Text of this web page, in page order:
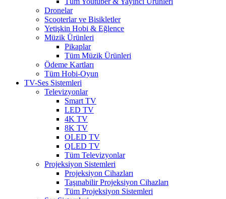
Dronelar
Scooterlar ve Bisikletler
Yetişkin Hobi & Eğlence
Müzik Ürünleri
Pikaplar
Tüm Müzik Ürünleri
Ödeme Kartları
Tüm Hobi-Oyun
TV-Ses Sistemleri
Televizyonlar
Smart TV
LED TV
4K TV
8K TV
OLED TV
QLED TV
Tüm Televizyonlar
Projeksiyon Sistemleri
Projeksiyon Cihazları
Taşınabilir Projeksiyon Cihazları
Tüm Projeksiyon Sistemleri